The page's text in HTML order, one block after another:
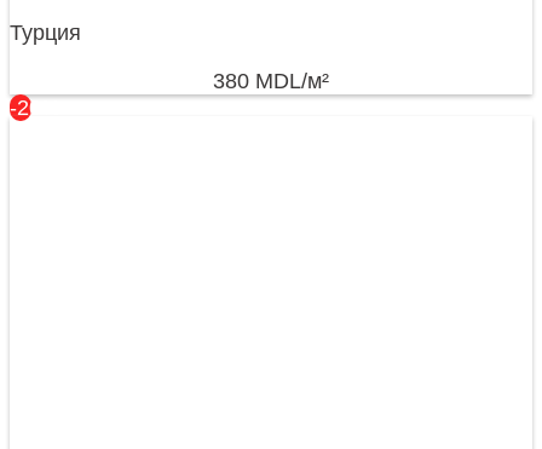
Турция
380 MDL/м²
-20%